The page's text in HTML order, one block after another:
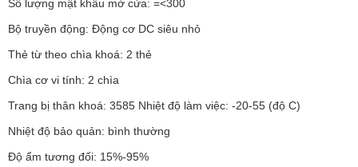
Số lượng mật khẩu mở cửa: =<300
Bộ truyền động: Động cơ DC siêu nhỏ
Thẻ từ theo chìa khoá: 2 thẻ
Chìa cơ vi tính: 2 chìa
Trang bị thân khoá: 3585 Nhiệt độ làm việc: -20-55 (độ C)
Nhiệt độ bảo quản: bình thường
Độ ẩm tương đối: 15%-95%